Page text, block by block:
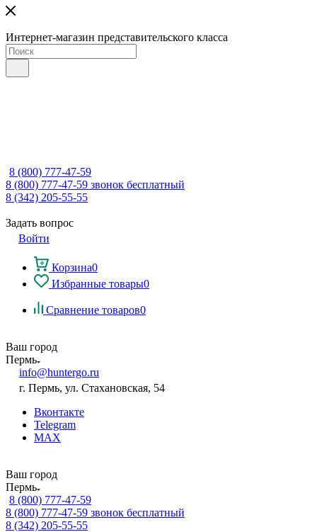
Интернет-магазин представительского класса
8 (800) 777-47-59
8 (800) 777-47-59 звонок бесплатный
8 (342) 205-55-55
Задать вопрос
Войти
Корзина0
Избранные товары0
Сравнение товаров0
Ваш город
Пермь
info@huntergo.ru
г. Пермь, ул. Стахановская, 54
Вконтакте
Telegram
MAX
Ваш город
Пермь
8 (800) 777-47-59
8 (800) 777-47-59 звонок бесплатный
8 (342) 205-55-55